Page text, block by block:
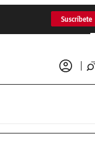
Suscríbete